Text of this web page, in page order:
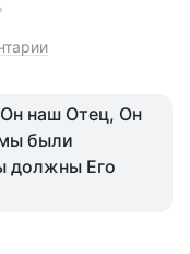
наш Отец, Он
были
должны Его